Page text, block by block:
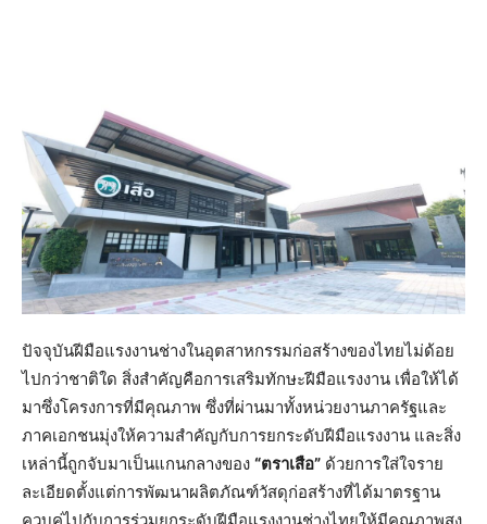
ปัจจุบันฝีมือแรงงานช่างในอุตสาหกรรมก่อสร้างของไทยไม่ด้อย
ไปกว่าชาติใด สิ่งสำคัญคือการเสริมทักษะฝีมือแรงงาน เพื่อให้ได้
มาซึ่งโครงการที่มีคุณภาพ ซึ่งที่ผ่านมาทั้งหน่วยงานภาครัฐและ
ภาคเอกชนมุ่งให้ความสำคัญกับการยกระดับฝีมือแรงงาน และสิ่ง
เหล่านี้ถูกจับมาเป็นแกนกลางของ “ตราเสือ” ด้วยการใส่ใจราย
ละเอียดตั้งแต่การพัฒนาผลิตภัณฑ์วัสดุก่อสร้างที่ได้มาตรฐาน
ควบคู่ไปกับการร่วมยกระดับฝีมือแรงงานช่างไทยให้มีคุณภาพสูง